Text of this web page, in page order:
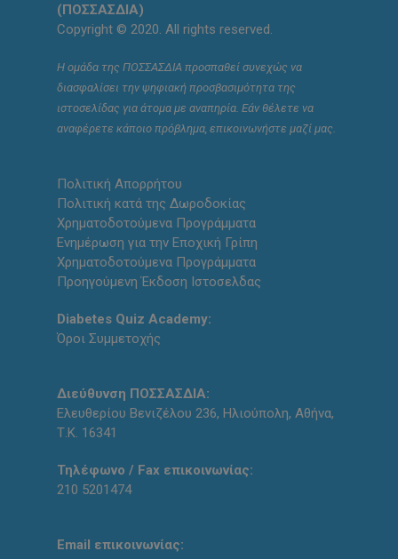
(ΠΟΣΣΑΣΔΙΑ)
Copyright © 2020. All rights reserved.
Η ομάδα της ΠΟΣΣΑΣΔΙΑ προσπαθεί συνεχώς να
διασφαλίσει την ψηφιακή προσβασιμότητα της
ιστοσελίδας για άτομα με αναπηρία. Εάν θέλετε να
αναφέρετε κάποιο πρόβλημα, επικοινωνήστε μαζί μας.
Πολιτική Απορρήτου
Πολιτική κατά της Δωροδοκίας
Χρηματοδοτούμενα Προγράμματα
Ενημέρωση για την Εποχική Γρίπη
Χρηματοδοτούμενα Προγράμματα
Προηγούμενη Έκδοση Ιστοσελδας
Diabetes Quiz Academy:
Όροι Συμμετοχής
Διεύθυνση ΠΟΣΣΑΣΔΙΑ:
Ελευθερίου Βενιζέλου 236, Ηλιούπολη, Αθήνα,
Τ.Κ. 16341
Τηλέφωνο / Fax επικοινωνίας:
210 5201474
Email επικοινωνίας: